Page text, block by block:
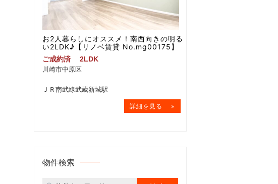
お2人暮らしにオススメ！南西向きの明る
い2LDK♪【リノベ賃貸 No.mg00175】
ご成約済
2LDK
川崎市中原区
ＪＲ南武線武蔵新城駅
物件検索